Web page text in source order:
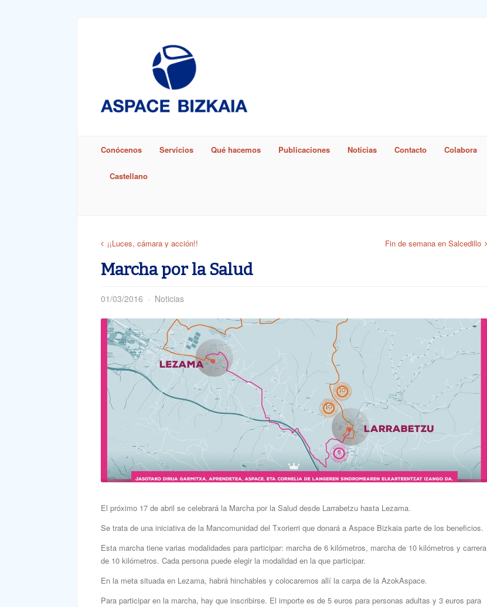
Conócenos Servicios Qué hacemos Publicaciones Noticias Contacto Colabora
Castellano
¡¡Luces, cámara y acción!! Fin de semana en Salcedillo
Marcha por la Salud
01/03/2016 Noticias
El próximo 17 de abril se celebrará la Marcha por la Salud desde Larrabetzu hasta Lezama.
Se trata de una iniciativa de la Mancomunidad del Txorierri que donará a Aspace Bizkaia parte de los beneficios.
Esta marcha tiene varias modalidades para participar: marcha de 6 kilómetros, marcha de 10 kilómetros y carrera
de 10 kilómetros. Cada persona puede elegir la modalidad en la que participar.
En la meta situada en Lezama, habrá hinchables y colocaremos allí la carpa de la AzokAspace.
Para participar en la marcha, hay que inscribirse. El importe es de 5 euros para personas adultas y 3 euros para